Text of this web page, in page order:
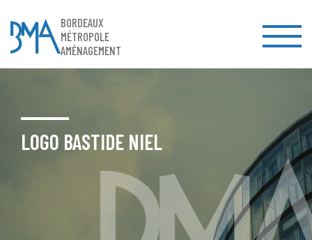
BORDEAUX
MÉTROPOLE
AMÉNAGEMENT
LOGO BASTIDE NIEL